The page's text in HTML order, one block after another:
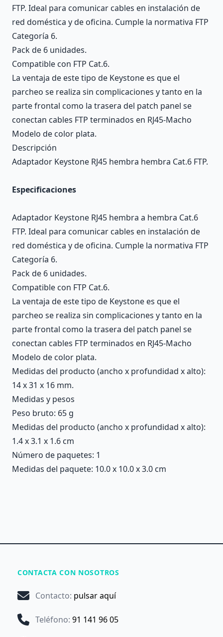
FTP. Ideal para comunicar cables en instalación de
red doméstica y de oficina. Cumple la normativa FTP
Categoría 6.
Pack de 6 unidades.
Compatible con FTP Cat.6.
La ventaja de este tipo de Keystone es que el
parcheo se realiza sin complicaciones y tanto en la
parte frontal como la trasera del patch panel se
conectan cables FTP terminados en RJ45-Macho
Modelo de color plata.
Descripción
Adaptador Keystone RJ45 hembra hembra Cat.6 FTP.
Especificaciones
Adaptador Keystone RJ45 hembra a hembra Cat.6
FTP. Ideal para comunicar cables en instalación de
red doméstica y de oficina. Cumple la normativa FTP
Categoría 6.
Pack de 6 unidades.
Compatible con FTP Cat.6.
La ventaja de este tipo de Keystone es que el
parcheo se realiza sin complicaciones y tanto en la
parte frontal como la trasera del patch panel se
conectan cables FTP terminados en RJ45-Macho
Modelo de color plata.
Medidas del producto (ancho x profundidad x alto):
14 x 31 x 16 mm.
Medidas y pesos
Peso bruto: 65 g
Medidas del producto (ancho x profundidad x alto):
1.4 x 3.1 x 1.6 cm
Número de paquetes: 1
Medidas del paquete: 10.0 x 10.0 x 3.0 cm
CONTACTA CON NOSOTROS
Contacto: pulsar aquí
Teléfono: 91 141 96 05